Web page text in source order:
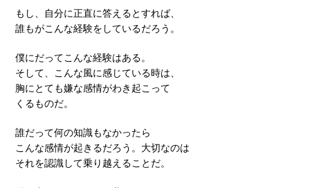
もし、自分に正直に答えるとすれば、
誰もがこんな経験をしているだろう。
僕にだってこんな経験はある。
そして、こんな風に感じている時は、
胸にとても嫌な感情がわき起こって
くるものだ。
誰だって何の知識もなかったら
こんな感情が起きるだろう。大切なのは
それを認識して乗り越えることだ。